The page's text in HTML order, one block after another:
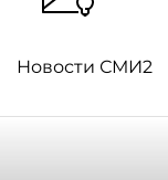
Новости СМИ2